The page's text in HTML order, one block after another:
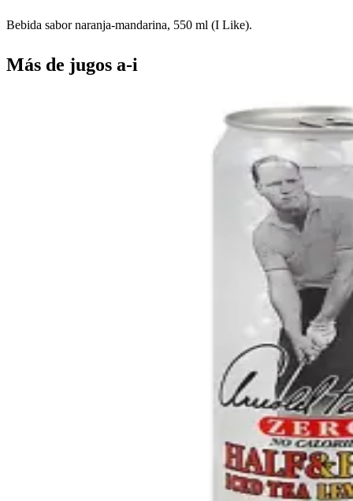
Bebida sabor naranja-mandarina, 550 ml (I Like).
Más de jugos a-i